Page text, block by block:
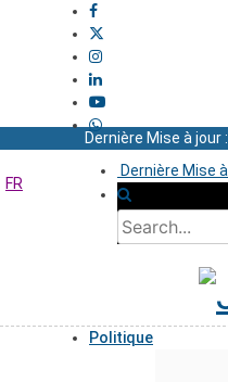
Dernière Mise
Dernière Mise à jour
FR
Politique